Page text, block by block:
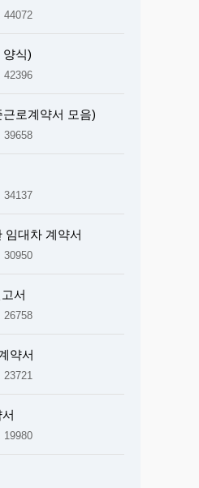
44072
양식)
42396
로계약서 모음)
39658
34137
임대차 계약서
30950
서
26758
약서
19980